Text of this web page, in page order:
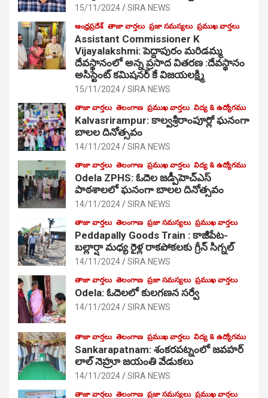
15/11/2024 SIRA NEWS
ఆంధ్రప్రదేశ్ తాజా వార్తలు ప్రజా సమస్యలు ప్రముఖ వార్తలు
Assistant Commissioner K
Vijayalakshmi: పెద్దాపురం మరిడమ్మ
దేవస్థానంలో అన్న ప్రసాద వితరణ :దేవస్థానం
అసిస్టెంట్ కమిషనర్ కే విజయలక్ష్మి
15/11/2024 SIRA NEWS
తాజా వార్తలు తెలంగాణ ప్రముఖ వార్తలు విద్య & ఉద్యోగము
Kalvasrirampur: కాల్వశ్రీరాంపూర్లో ఘనంగా
బాలల దినోత్సవం
14/11/2024 SIRA NEWS
తాజా వార్తలు తెలంగాణ ప్రముఖ వార్తలు విద్య & ఉద్యోగము
Odela ZPHS: ఓదెల జ‌డ్పీహెచ్ఎస్
పాఠ‌శాల‌లో ఘనంగా బాలల దినోత్సవం
14/11/2024 SIRA NEWS
తాజా వార్తలు తెలంగాణ ప్రజా సమస్యలు ప్రముఖ వార్తలు
Peddapally Goods Train : కాజీపేట-
బల్లార్షా మధ్య రైళ్ల రాకపోకలకు గ్రీన్ సిగ్నల్
14/11/2024 SIRA NEWS
తాజా వార్తలు తెలంగాణ ప్రజా సమస్యలు ప్రముఖ వార్తలు
Odela: ఓదెలలో కులగణన సర్వే
14/11/2024 SIRA NEWS
తాజా వార్తలు తెలంగాణ ప్రముఖ వార్తలు విద్య & ఉద్యోగము
Sankarapatnam: శంకరపట్నంలో జవహర్
లాల్ నెహ్రూ జయంతి వేడుకలు
14/11/2024 SIRA NEWS
తాజా వార్తలు తెలంగాణ ప్రజా సమస్యలు ప్రముఖ వార్తలు